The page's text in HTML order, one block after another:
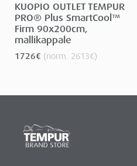
KUOPIO OUTLET TEMPUR
PRO® Plus SmartCool™
Firm 90x200cm,
mallikappale
1726€ (norm. 2613€)